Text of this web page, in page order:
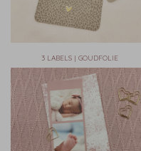
3 LABELS | GOUDFOLIE